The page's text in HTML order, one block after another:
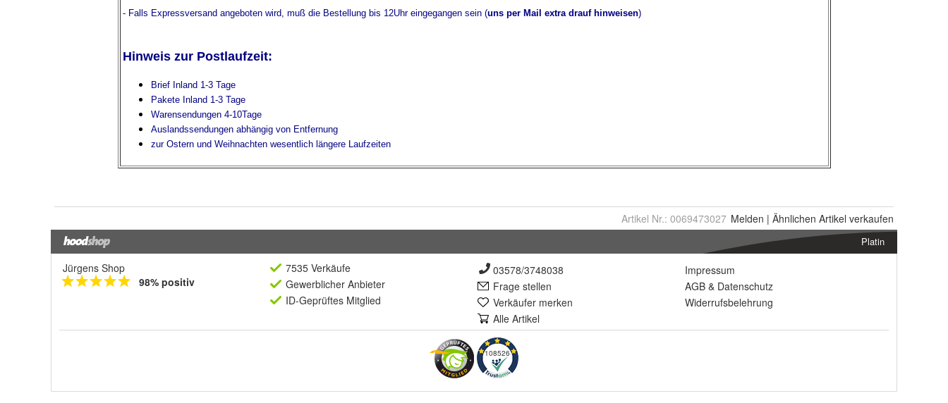
Artikel Nr.: 0069473027 Melden | Ähnlichen Artikel verkaufen
Platin
Jürgens Shop
98% positiv
7535 Verkäufe
Gewerblicher Anbieter
ID-Geprüftes Mitglied
03578/3748038
Frage stellen
Verkäufer merken
Alle Artikel
Impressum
AGB & Datenschutz
Widerrufsbelehrung
108526